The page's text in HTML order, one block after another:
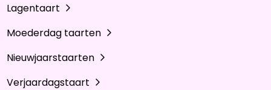
Lagentaart
Moederdag taarten
Nieuwjaarstaarten
Verjaardagstaart